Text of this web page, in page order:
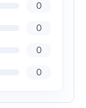
0
0
0
0